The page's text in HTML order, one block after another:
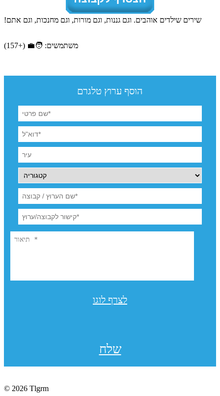
שירים שילדים אוהבים. וגם גננות, וגם מורות, וגם מחנכות, וגם אתם!
משתמשים: 🧑‍💼 (+157)
הוסף ערוץ טלגרם
לצרף לוגו
שלח
© 2026 Tlgrm